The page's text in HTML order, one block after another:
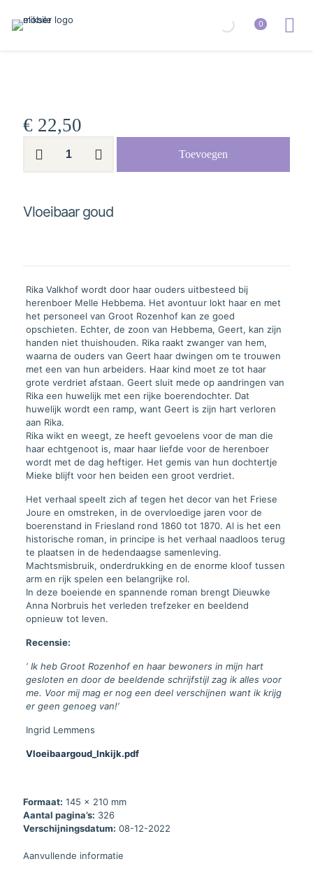
0
€ 22,50
Toevoegen
Vloeibaar goud
Rika Valkhof wordt door haar ouders uitbesteed bij
herenboer Melle Hebbema. Het avontuur lokt haar en met
het personeel van Groot Rozenhof kan ze goed
opschieten. Echter, de zoon van Hebbema, Geert, kan zijn
handen niet thuishouden. Rika raakt zwanger van hem,
waarna de ouders van Geert haar dwingen om te trouwen
met een van hun arbeiders. Haar kind moet ze tot haar
grote verdriet afstaan. Geert sluit mede op aandringen van
Rika een huwelijk met een rijke boerendochter. Dat
huwelijk wordt een ramp, want Geert is zijn hart verloren
aan Rika.
Rika wikt en weegt, ze heeft gevoelens voor de man die
haar echtgenoot is, maar haar liefde voor de herenboer
wordt met de dag heftiger. Het gemis van hun dochtertje
Mieke blijft voor hen beiden een groot verdriet.
Het verhaal speelt zich af tegen het decor van het Friese
Joure en omstreken, in de overvloedige jaren voor de
boerenstand in Friesland rond 1860 tot 1870. Al is het een
historische roman, in principe is het verhaal naadloos terug
te plaatsen in de hedendaagse samenleving.
Machtsmisbruik, onderdrukking en de enorme kloof tussen
arm en rijk spelen een belangrijke rol.
In deze boeiende en spannende roman brengt Dieuwke
Anna Norbruis het verleden trefzeker en beeldend
opnieuw tot leven.
Recensie:
‘ Ik heb Groot Rozenhof en haar bewoners in mijn hart
gesloten en door de beeldende schrijfstijl zag ik alles voor
me. Voor mij mag er nog een deel verschijnen want ik krijg
er geen genoeg van!’
Ingrid Lemmens
Vloeibaargoud_Inkijk.pdf
Formaat: 145 x 210 mm
Aantal pagina’s: 326
Verschijningsdatum: 08-12-2022
Aanvullende informatie